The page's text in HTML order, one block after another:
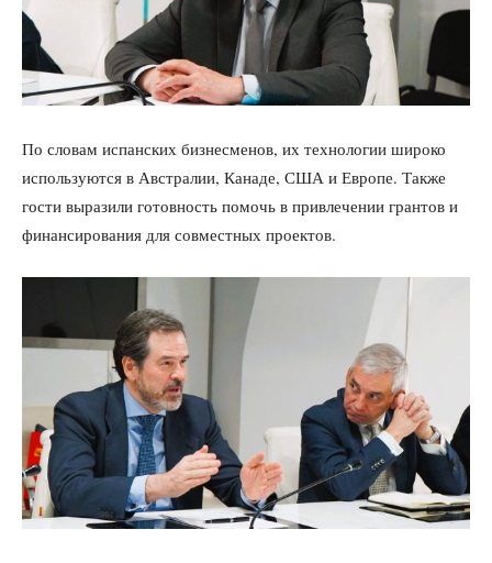
По словам испанских бизнесменов, их технологии широко
используются в Австралии, Канаде, США и Европе. Также
гости выразили готовность помочь в привлечении грантов и
финансирования для совместных проектов.